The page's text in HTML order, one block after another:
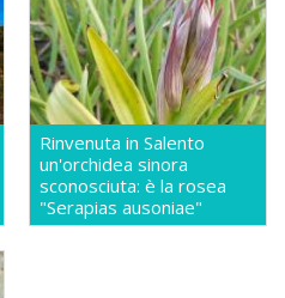
Rinvenuta in Salento
un'orchidea sinora
sconosciuta: è la rosea
"Serapias ausoniae"